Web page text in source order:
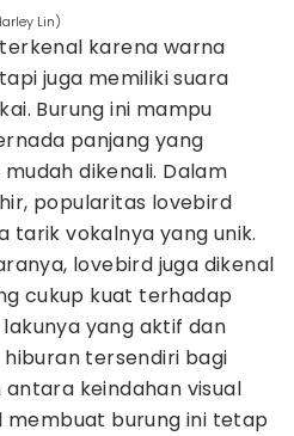
Lin)
karena warna
juga memiliki suara
Burung ini mampu
panjang yang
dikenali. Dalam
popularitas lovebird
tarik vokalnya yang unik.
lovebird juga dikenal
cukup kuat terhadap
yang aktif dan
tersendiri bagi
keindahan visual
membuat burung ini tetap